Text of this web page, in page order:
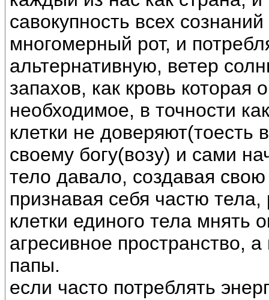
савокупность всех
многомерный рот, и
альтернативную, ветер
запахов, как кровь которая
необходимое, в точности
клетки не доверяют(тоесть
своему богу(возу) и сами
тело давало, создавая
признавая себя частю тела,
клетки единого тела мнять
агресивное пространство,
папы.
если часто потреблять